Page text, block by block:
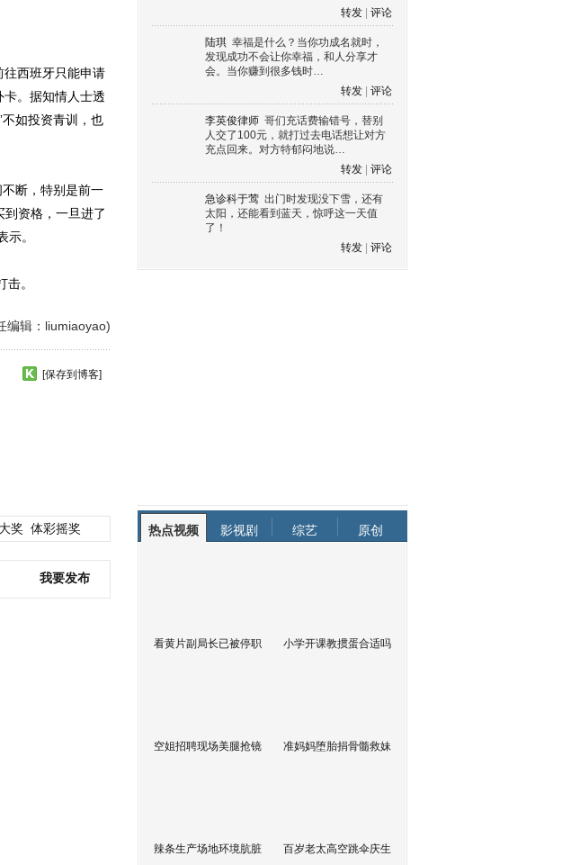
西班牙只能申请
。据知情人士透
如投资青训，也
断，特别是前一
到资格，一旦进了
。
。
编辑：liumiaoyao)
[保存到博客]
奖 体彩摇奖
我要发布
转发
评论
陆琪 幸福是什么？当你功成名就时，
发现成功不会让你幸福，和人分享才
会。当你赚到很多钱时…
转发
评论
李英俊律师 哥们充话费输错号，替别
人交了100元，就打过去电话想让对方
充点回来。对方特郁闷地说…
转发
评论
急诊科于莺 出门时发现没下雪，还有
太阳，还能看到蓝天，惊呼这一天值
了！
转发
评论
热点视频 影视剧 综艺 原创
看黄片副局长已被停职 小学开课教掼蛋合适吗
空姐招聘现场美腿抢镜 准妈妈堕胎捐骨髓救妹
辣条生产场地环境肮脏 百岁老太高空跳伞庆生